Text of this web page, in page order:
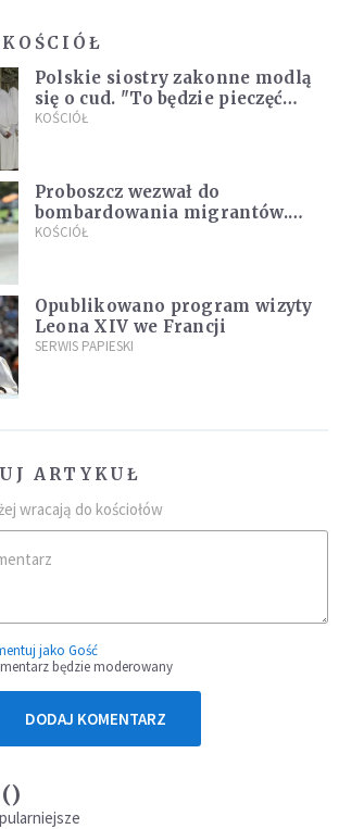
KOŚCIÓŁ
Polskie siostry zakonne modlą
się o cud. "To będzie pieczęć
Pana Boga dla naszej wiary"
KOŚCIÓŁ
Proboszcz wezwał do
bombardowania migrantów.
"Masowy ogień przeciwko
KOŚCIÓŁ
Opublikowano program wizyty
Leona XIV we Francji
SERWIS PAPIESKI
ARTYKUŁ
wracają do kościołów
jako Gość
będzie moderowany
DODAJ KOMENTARZ
)